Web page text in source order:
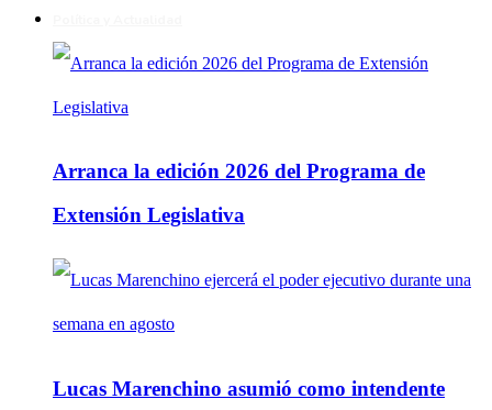
Arranca la edición 2026 del Programa de
Extensión Legislativa
Lucas Marenchino asumió como intendente